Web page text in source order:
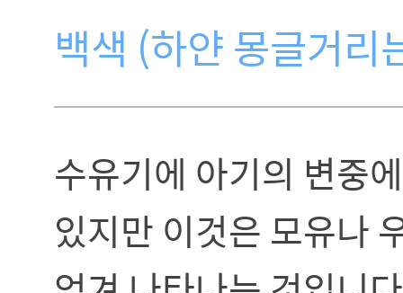
백색 (하얀 몽글거
수유기에 아기의 변중
있지만 이것은 모유나